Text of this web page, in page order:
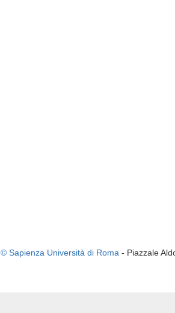
© Sapienza Università di Roma - Piazzale